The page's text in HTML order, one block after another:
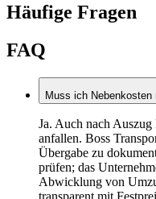
Häufige Fragen
FAQ
Muss ich
Ja. Auch nach
anfallen. Boss
Übergabe zu
prüfen; das
Abwicklung von
transparent mit